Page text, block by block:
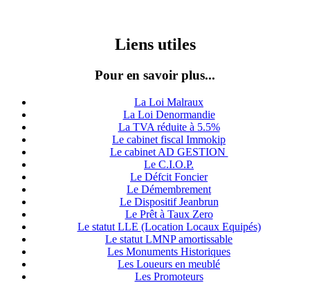
Liens utiles
Pour en savoir plus...
La Loi Malraux
La Loi Denormandie
La TVA réduite à 5.5%
Le cabinet fiscal Immokip
Le cabinet AD GESTION
Le C.I.O.P.
Le Défcit Foncier
Le Démembrement
Le Dispositif Jeanbrun
Le Prêt à Taux Zero
Le statut LLE (Location Locaux Equipés)
Le statut LMNP amortissable
Les Monuments Historiques
Les Loueurs en meublé
Les Promoteurs